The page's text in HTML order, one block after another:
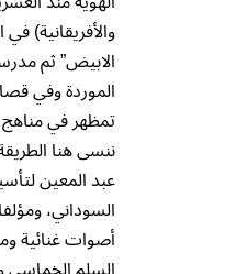
والأفريقانية)
الابيض” ثم
الموردة وفي
تمظهر في مناهج
ننسى هنا
عبد المعين
السوداني،
أصوات غنائية